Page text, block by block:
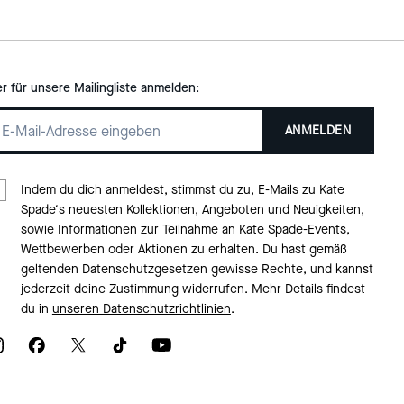
für unsere Mailingliste anmelden:
ANMELDEN
Indem du dich anmeldest, stimmst du zu, E-Mails zu Kate
Spade‘s neuesten Kollektionen, Angeboten und Neuigkeiten,
sowie Informationen zur Teilnahme an Kate Spade-Events,
Wettbewerben oder Aktionen zu erhalten. Du hast gemäß
geltenden Datenschutzgesetzen gewisse Rechte, und kannst
jederzeit deine Zustimmung widerrufen. Mehr Details findest
du in unseren Datenschutzrichtlinien.